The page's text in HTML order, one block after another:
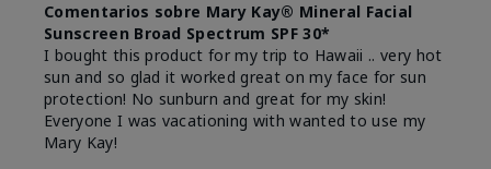
Comentarios sobre Mary Kay® Mineral Facial
Sunscreen Broad Spectrum SPF 30*
I bought this product for my trip to Hawaii .. very hot
sun and so glad it worked great on my face for sun
protection! No sunburn and great for my skin!
Everyone I was vacationing with wanted to use my
Mary Kay!